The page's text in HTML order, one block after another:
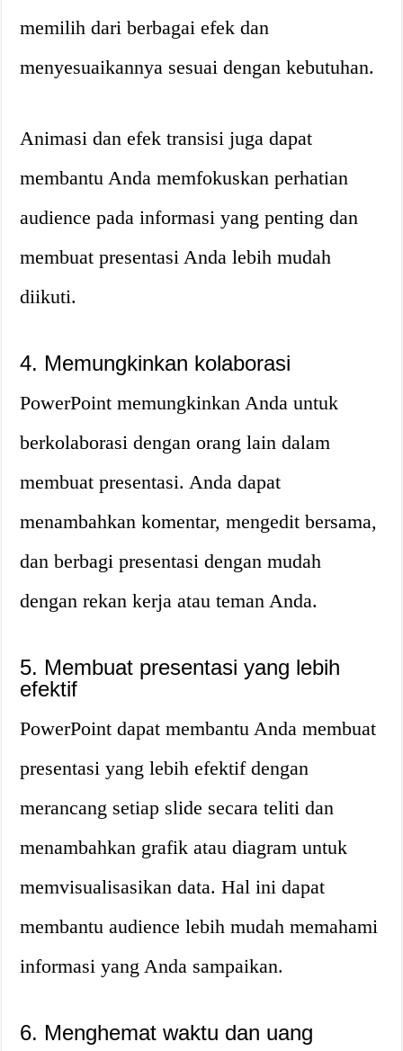
memilih dari berbagai efek dan
menyesuaikannya sesuai dengan kebutuhan.
Animasi dan efek transisi juga dapat
membantu Anda memfokuskan perhatian
audience pada informasi yang penting dan
membuat presentasi Anda lebih mudah
diikuti.
4. Memungkinkan kolaborasi
PowerPoint memungkinkan Anda untuk
berkolaborasi dengan orang lain dalam
membuat presentasi. Anda dapat
menambahkan komentar, mengedit bersama,
dan berbagi presentasi dengan mudah
dengan rekan kerja atau teman Anda.
5. Membuat presentasi yang lebih
efektif
PowerPoint dapat membantu Anda membuat
presentasi yang lebih efektif dengan
merancang setiap slide secara teliti dan
menambahkan grafik atau diagram untuk
memvisualisasikan data. Hal ini dapat
membantu audience lebih mudah memahami
informasi yang Anda sampaikan.
6. Menghemat waktu dan uang